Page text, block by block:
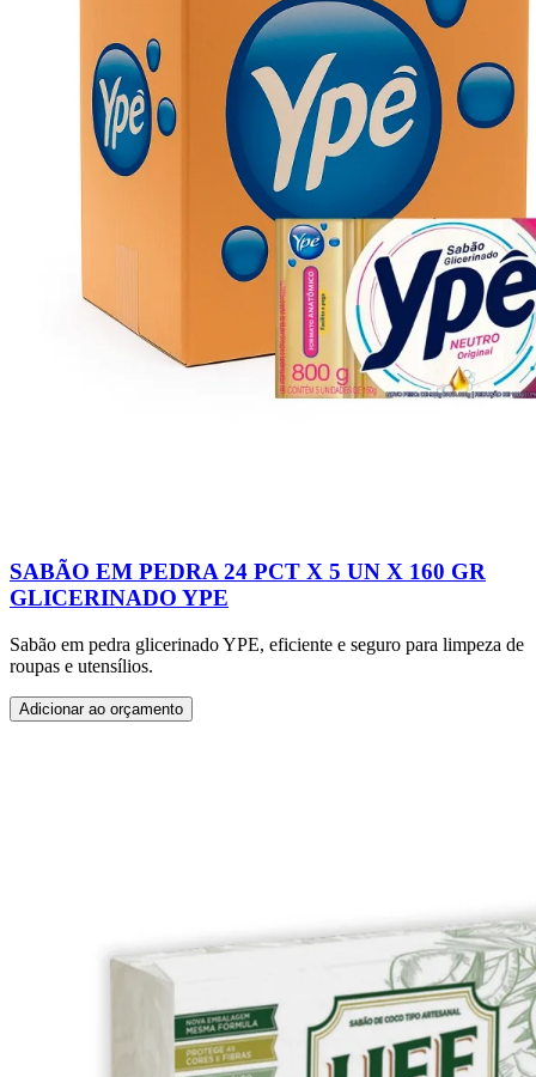
SABÃO EM PEDRA 24 PCT X 5 UN X 160 GR
GLICERINADO YPE
Sabão em pedra glicerinado YPE, eficiente e seguro para limpeza de
roupas e utensílios.
Adicionar ao orçamento